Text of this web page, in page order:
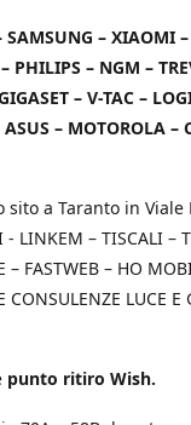
SAMSUNG – XIAOMI
PHILIPS – NGM –
– V-TAC –
– MOTOROLA –
a Taranto in Viale
LINKEM – TISCALI –
FASTWEB – HO
LUCE E
punto ritiro Wish.